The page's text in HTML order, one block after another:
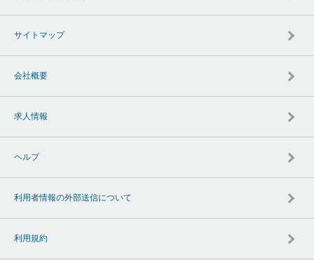
サイトマップ
会社概要
求人情報
ヘルプ
利用者情報の外部送信について
利用規約